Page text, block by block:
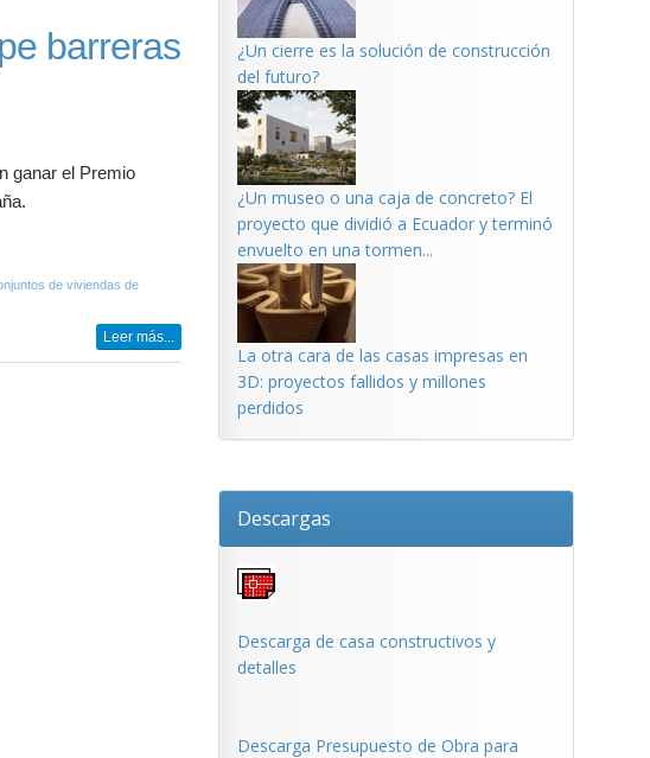
barreras
ganar el Premio
de viviendas de
Leer más...
¿Un cierre es la solución de construcción
del futuro?
¿Un museo o una caja de concreto? El
proyecto que dividió a Ecuador y terminó
envuelto en una tormen...
La otra cara de las casas impresas en
3D: proyectos fallidos y millones
perdidos
Descargas
Descarga de casa constructivos y
detalles
Descarga Presupuesto de Obra para